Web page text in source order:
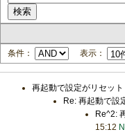
条件： 表示：
再起動で設定がリセット
Re: 再起動で設
Re^2:
15:12